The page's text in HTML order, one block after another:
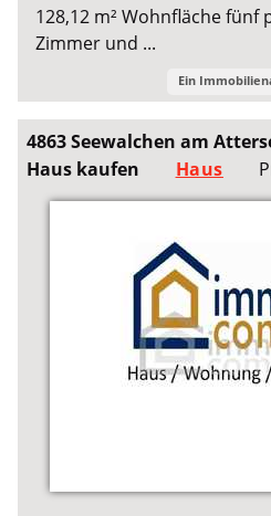
128,12 m² Wohnfläche
Zimmer und ...
Ein
4863 Seewalchen am
Haus kaufen
Haus